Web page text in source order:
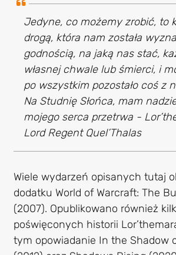
Jedyne, co możemy zrobić, to
drogą, która nam została
godnością, na jaką nas stać,
własnej chwale lub śmierci, i
po wszystkim pozostało coś z
Na Studnię Słońca, mam
mojego serca przetrwa -
Lord Regent Quel’Thalas
Wiele wydarzeń opisanych tutaj
dodatku World of Warcraft: The
(2007). Opublikowano również
poświęconych historii
tym opowiadanie In the Shadow